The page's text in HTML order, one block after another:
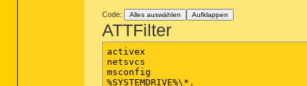
Code: Alles auswählen Aufklappen
ATTFilter
activex
netsvcs
msconfig
%SYSTEMDRIVE%\*.